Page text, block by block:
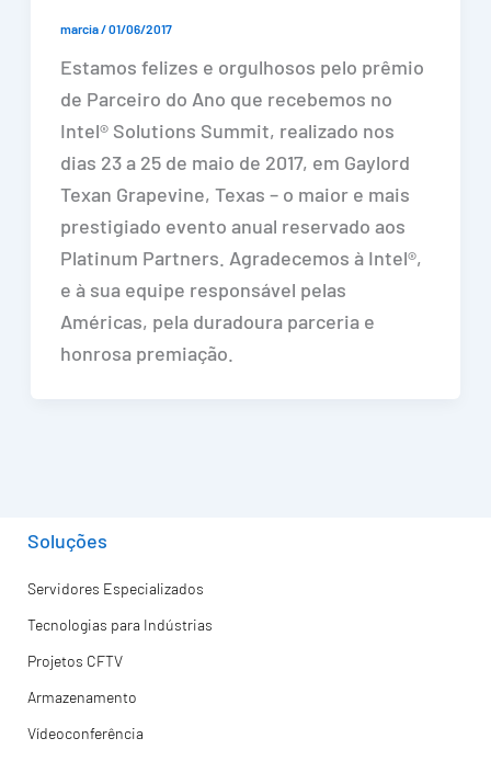
marcia/01/06/2017
Estamos felizes e orgulhosos pelo prêmio
de Parceiro do Ano que recebemos no
Intel® Solutions Summit, realizado nos
dias 23 a 25 de maio de 2017, em Gaylord
Texan Grapevine, Texas – o maior e mais
prestigiado evento anual reservado aos
Platinum Partners. Agradecemos à Intel®,
e à sua equipe responsável pelas
Américas, pela duradoura parceria e
honrosa premiação.
Soluções
Servidores Especializados
Tecnologias para Indústrias
Projetos CFTV
Armazenamento
Vídeoconferência